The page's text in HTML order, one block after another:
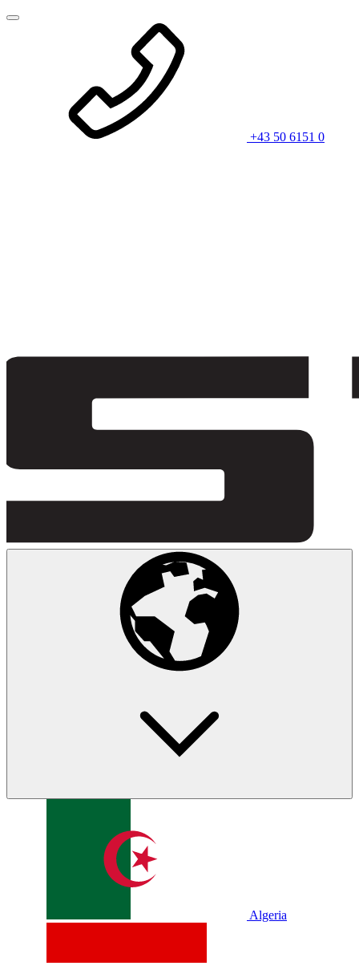
+43 50 6151 0
Algeria